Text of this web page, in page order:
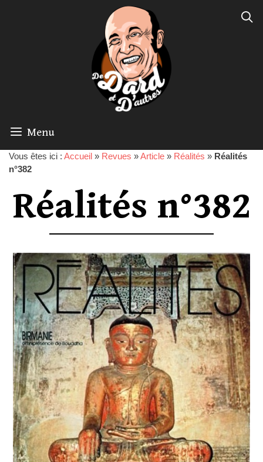
Menu
Vous êtes ici : Accueil » Revues »Article » Réalités » Réalités
n°382
Réalités n°382